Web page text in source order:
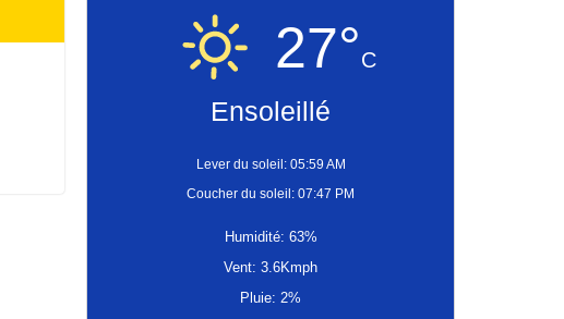
27°C
Ensoleillé
Lever du soleil: 05:59 AM
Coucher du soleil: 07:47 PM
Humidité: 63%
Vent: 3.6Kmph
Pluie: 2%